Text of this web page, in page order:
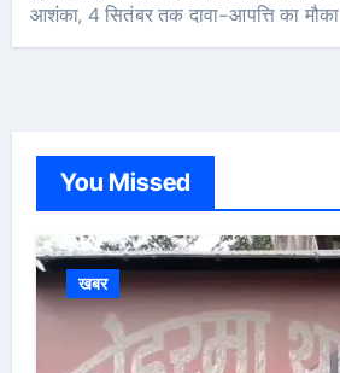
आशंका, 4 सितंबर तक दावा-आपत्ति का मौका
You Missed
खबर